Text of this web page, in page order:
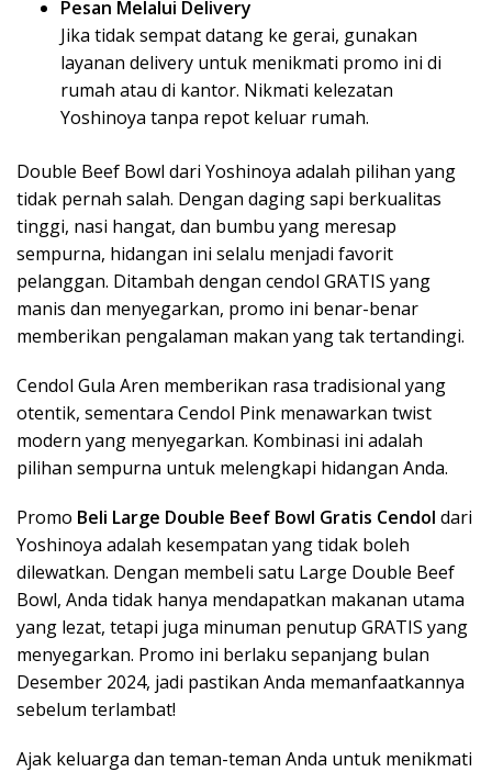
Pesan Melalui Delivery
Jika tidak sempat datang ke gerai, gunakan
layanan delivery untuk menikmati promo ini di
rumah atau di kantor. Nikmati kelezatan
Yoshinoya tanpa repot keluar rumah.
Double Beef Bowl dari Yoshinoya adalah pilihan yang
tidak pernah salah. Dengan daging sapi berkualitas
tinggi, nasi hangat, dan bumbu yang meresap
sempurna, hidangan ini selalu menjadi favorit
pelanggan. Ditambah dengan cendol GRATIS yang
manis dan menyegarkan, promo ini benar-benar
memberikan pengalaman makan yang tak tertandingi.
Cendol Gula Aren memberikan rasa tradisional yang
otentik, sementara Cendol Pink menawarkan twist
modern yang menyegarkan. Kombinasi ini adalah
pilihan sempurna untuk melengkapi hidangan Anda.
Promo Beli Large Double Beef Bowl Gratis Cendol dari
Yoshinoya adalah kesempatan yang tidak boleh
dilewatkan. Dengan membeli satu Large Double Beef
Bowl, Anda tidak hanya mendapatkan makanan utama
yang lezat, tetapi juga minuman penutup GRATIS yang
menyegarkan. Promo ini berlaku sepanjang bulan
Desember 2024, jadi pastikan Anda memanfaatkannya
sebelum terlambat!
Ajak keluarga dan teman-teman Anda untuk menikmati